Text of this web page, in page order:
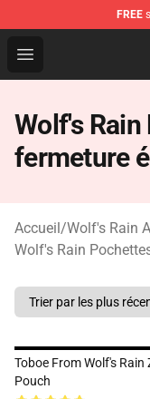
FREE
Open menu
Wolf's Rain
Wolf's
fermeture
Accueil/Wolf's Rain
Wolf's Rain
Toboe From Wolf's Rain
Pouch